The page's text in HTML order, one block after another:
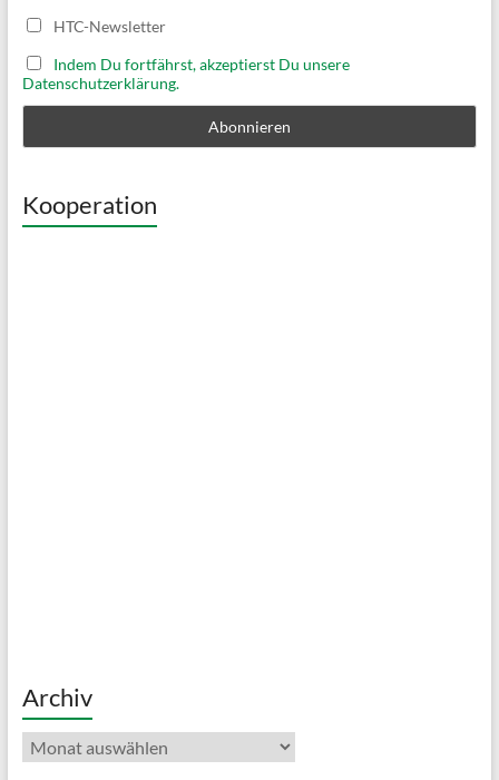
HTC-Newsletter
Indem Du fortfährst, akzeptierst Du unsere
Datenschutzerklärung.
Kooperation
Archiv
Archiv